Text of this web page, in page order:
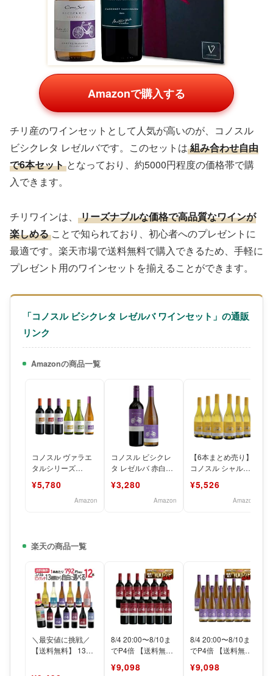
Amazonで購入する
チリ産のワインセットとして人気が高いのが、コノスル
ビシクレタ レゼルバです。このセットは 組み合わせ自由
で6本セット となっており、約5000円程度の価格帯で購
入できます。
チリワインは、
リーズナブルな価格で高品質なワインが
楽しめる ことで知られており、初心者へのプレゼントに
最適です。楽天市場で送料無料で購入できるため、手軽に
プレゼント用のワインセットを揃えることができます。
「コノスル ビシクレタ レゼルバ ワインセット」の通販
リンク
Amazonの商品一覧
コノスル ヴァラエ
タルシリーズ
セット
¥5,780
Amazon
コノスル ビシクレ
タ レゼルバ 赤白ワ
ト、メルロー＆ゲヴ
¥3,280
Amazon
【6本まとめ売り】
コノスル シャルド
ルバ [ 白ワイン 辛口
¥5,526
Amazon
楽天の商品一覧
＼最安値に挑戦／
【送料無料】 13種
8/4 20:00〜8/10ま
でP4倍 【送料無
コノスル カ
¥9,098
8/4 20:00〜8/10ま
でP4倍 【送料無
ェルツトラミネ
¥9,098